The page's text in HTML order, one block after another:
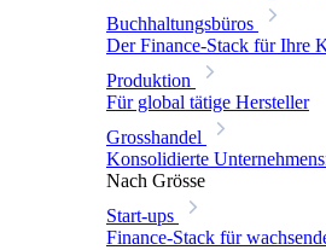
Buchhaltungsbüros
Der Finance-Stack für Ihre
Produktion
Für global tätige Hersteller
Grosshandel
Konsolidierte
Nach Grösse
Start-ups
Finance-Stack für